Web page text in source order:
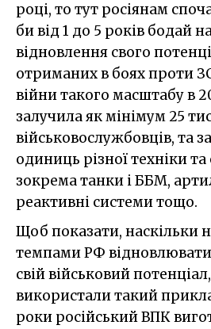
році, то тут росіянам
би від 1 до 5 років бодай
відновлення свого
отриманих в боях проти
війни такого масштабу в
залучила як мінімум 25
військовослужбовців, та
одиниць різної техніки
зокрема танки і ББМ,
реактивні системи тощо.
Щоб показати, наскільки
темпами РФ
свій військовий
використали такий
роки російський ВПК